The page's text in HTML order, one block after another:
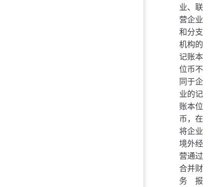
业、联
营企业
和分支
机构的
记账本
位币不
同于企
业的记
账本位
币，在
将企业
境外经
营通过
合并财
务报